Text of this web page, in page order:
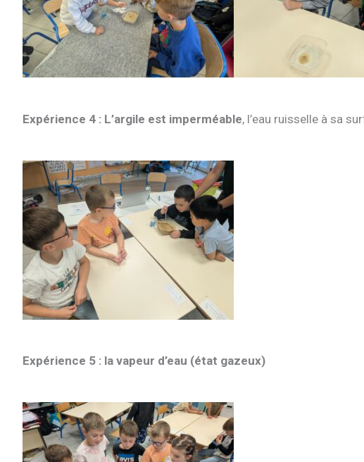
Expérience 4 : L’argile est imperméable, l’eau ruisselle à sa
Expérience 5 : la vapeur d’eau (état gazeux)